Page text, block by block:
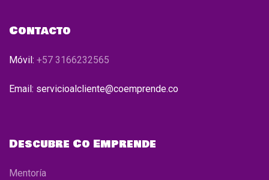
Contacto
Móvil: +57 3166232565
Email: servicioalcliente@coemprende.co
Descubre Co Emprende
Mentoría